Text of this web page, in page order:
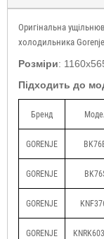
Оригінальна
холодильника
Розміри:
Підходить до
Бренд
GORENJE
GORENJE
GORENJE
GORENJE